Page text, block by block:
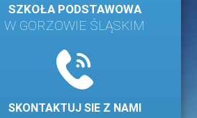
SZKOŁA PODSTAWOWA
W GORZOWIE ŚLĄSKIM
SKONTAKTUJ SIE Z NAMI